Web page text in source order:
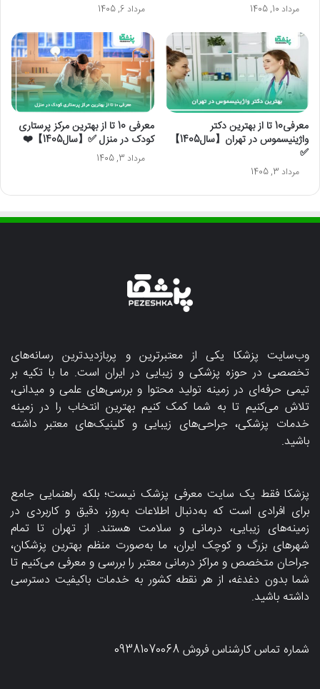
مرداد 10, 1405 مرداد 6, 1405
معرفی10 تا از بهترین دکتر
واژینیسموس در تهران【سال1405】
✅
مرداد 3, 1405
معرفی 10 تا از بهترین مرکز پرستاری
کودک در منزل ✅【سال1405】❤️
مرداد 3, 1405
وب‌سایت پزشکا یکی از معتبرترین و پربازدیدترین رسانه‌های
تخصصی در حوزه پزشکی و زیبایی در ایران است. ما با تکیه بر
تیمی حرفه‌ای در زمینه تولید محتوا و بررسی‌های علمی و میدانی،
تلاش می‌کنیم تا به شما کمک کنیم بهترین انتخاب را در زمینه
خدمات پزشکی، جراحی‌های زیبایی و کلینیک‌های معتبر داشته
باشید.
پزشکا فقط یک سایت معرفی پزشک نیست؛ بلکه راهنمایی جامع
برای افرادی است که به‌دنبال اطلاعات به‌روز، دقیق و کاربردی در
زمینه‌های زیبایی، درمانی و سلامت هستند. از تهران تا تمام
شهرهای بزرگ و کوچک ایران، ما به‌صورت منظم بهترین پزشکان،
جراحان متخصص و مراکز درمانی معتبر را بررسی و معرفی می‌کنیم تا
شما بدون دغدغه، از هر نقطه کشور به خدمات باکیفیت دسترسی
داشته باشید.
شماره تماس کارشناس فروش09381070068